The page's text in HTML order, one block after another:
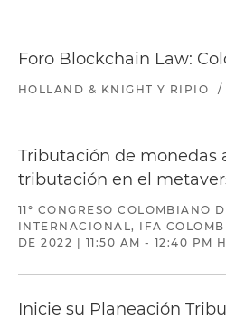
Foro Blockchain Law:
HOLLAND & KNIGHT Y RIPIO /
Tributación de monedas
tributación en el
11° CONGRESO COLOMBIANO
INTERNACIONAL, IFA
DE 2022 | 11:50 AM - 12:40 PM
Inicie su Planeación